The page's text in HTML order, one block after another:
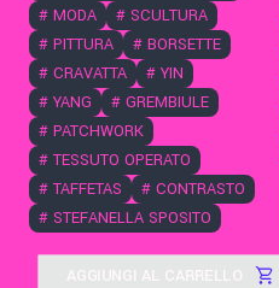
# MODA # SCULTURA
# PITTURA # BORSETTE
# CRAVATTA # YIN
# YANG # GREMBIULE
# PATCHWORK
# TESSUTO OPERATO
# TAFFETAS # CONTRASTO
# STEFANELLA SPOSITO
AGGIUNGI AL CARRELLO